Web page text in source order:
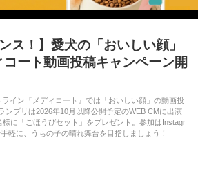
ス！】愛犬の「おいしい顔」
ート動画投稿キャンペーン開
イン『メディコート』では「おいしい顔」の動画投
ンプリは2026年10月以降公開予定のWEB CMに出演
に「ごほうびセット」をプレゼント。参加はInstagr
軽に、うちの子の晴れ舞台を目指しましょう！